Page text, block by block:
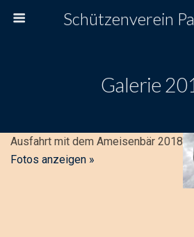
Schützenverein
Galerie
Ausfahrt mit dem Ameisenbär 2018
Fotos anzeigen »